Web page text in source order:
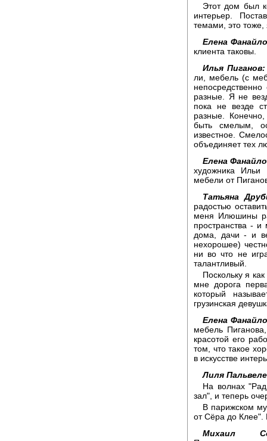
Этот дом был
интерьер.
темами, это тоже,
Елена
клиента таковы.
Илья Пиганов:
ли, мебель (с
разные. Я не
пока не везде
разные.
быть смелым,
известное.
объединяет тех
Елена
художника Ильи
мебели от
Татьяна
радостью
меня Илюшины
пространства -
дома, дачи - и
нехорошее)
ни во что не
талантливый.
Поскольку я
мне дорога
который
грузинская
Елена
мебель
красотой его
том, что такое
в искусстве
Лиля
На волнах
зал", и теперь
В парижском
от Сёра до Клее".
Михаил